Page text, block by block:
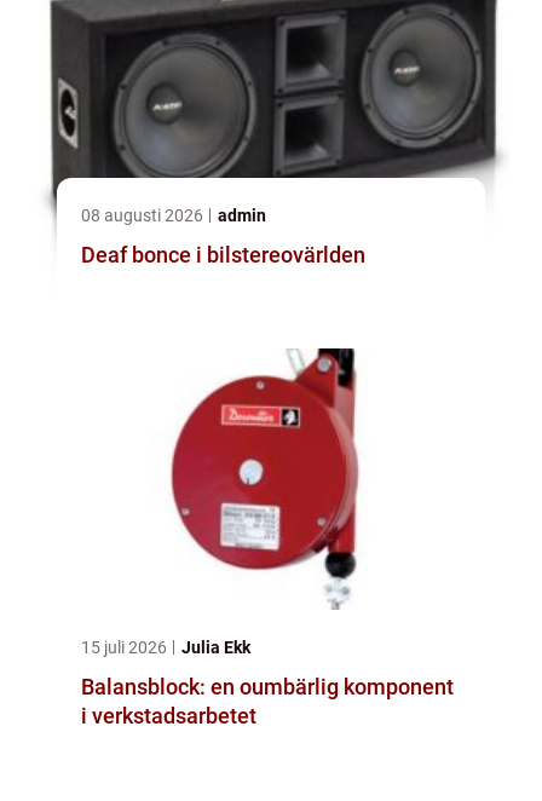
08 augusti 2026 admin
Deaf bonce i bilstereovärlden
15 juli 2026 Julia Ekk
Balansblock: en oumbärlig komponent
i verkstadsarbetet